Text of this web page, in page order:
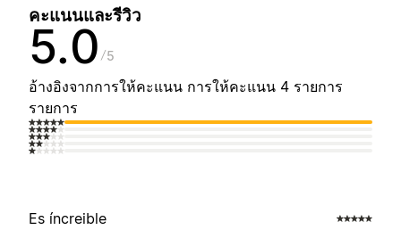
คะแนนและรีวิว
5.0 5
อ้างอิงจากการให้คะแนน การให้คะแนน 4 รายการ
รายการ
Es íncreible